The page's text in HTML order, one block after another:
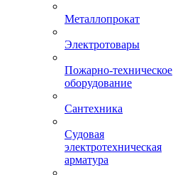
Металлопрокат
Электротовары
Пожарно-техническое
оборудование
Сантехника
Судовая
электротехническая
арматура